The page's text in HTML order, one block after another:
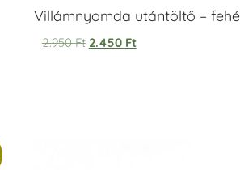
Villámnyomda utántöltő –
2.950Ft 2.450 Ft